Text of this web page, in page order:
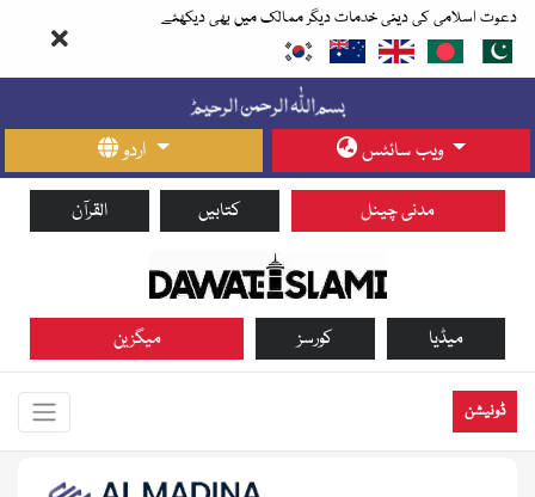
دعوت اسلامی کی دینی خدمات دیگر ممالک میں بھی دیکھئے
اردو ویب سائٹس
القرآن کتابیں مدنی چینل
میگزین کورسز میڈیا
ڈونیشن